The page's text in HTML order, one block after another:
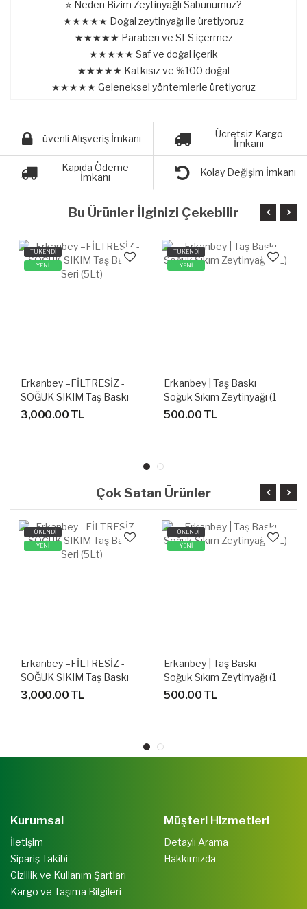
⭐ Neden Bizim Zeytinyağlı Sabunumuz?
★★★★★ Doğal zeytinyağı ile üretiyoruz
★★★★★ Paraben ve SLS içermez
★★★★★ Saf ve doğal içerik
★★★★★ Katkısız ve %100 doğal
★★★★★ Geleneksel yöntemlerle üretiyoruz
üvenli Alışveriş İmkanı
Ücretsiz Kargo
İmkanı
Kapıda Ödeme
İmkanı
Kolay Değişim İmkanı
Bu Ürünler İlginizi Çekebilir
TÜKENDİ
YENİ
Erkanbey –FİLTRESİZ -
SOĞUK SIKIM Taş Baskı
Seri (5Lt)
3,000.00 TL
TÜKENDİ
YENİ
Erkanbey | Taş Baskı
Soğuk Sıkım Zeytinyağı (1
L)
500.00 TL
Çok Satan Ürünler
TÜKENDİ
YENİ
Erkanbey –FİLTRESİZ -
SOĞUK SIKIM Taş Baskı
Seri (5Lt)
3,000.00 TL
TÜKENDİ
YENİ
Erkanbey | Taş Baskı
Soğuk Sıkım Zeytinyağı (1
L)
500.00 TL
Kurumsal
İletişim
Sipariş Takibi
Gizlilik ve Kullanım Şartları
Kargo ve Taşıma Bilgileri
Müşteri Hizmetleri
Detaylı Arama
Hakkımızda